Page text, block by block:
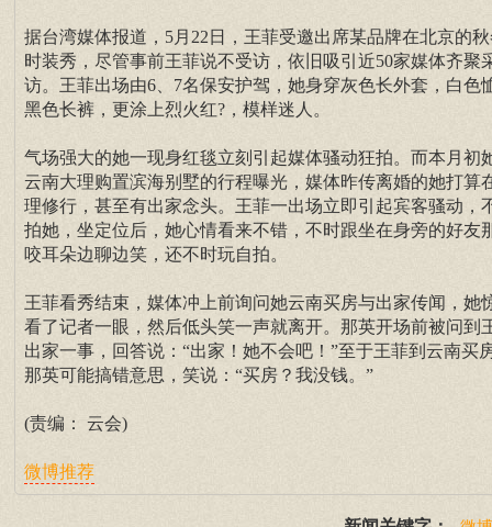
据台湾媒体报道，5月22日，王菲受邀出席某品牌在北京的
时装秀，尽管事前王菲说不受访，依旧吸引近50家媒体齐聚
访。王菲出场由6、7名保安护驾，她身穿灰色长外套，白色
黑色长裤，更涂上烈火红?，模样迷人。
气场强大的她一现身红毯立刻引起媒体骚动狂拍。而本月初
云南大理购置滨海别墅的行程曝光，媒体昨传离婚的她打算
理修行，甚至有出家念头。王菲一出场立即引起宾客骚动，
拍她，坐定位后，她心情看来不错，不时跟坐在身旁的好友
咬耳朵边聊边笑，还不时玩自拍。
王菲看秀结束，媒体冲上前询问她云南买房与出家传闻，她
看了记者一眼，然后低头笑一声就离开。那英开场前被问到
出家一事，回答说：“出家！她不会吧！”至于王菲到云南买
那英可能搞错意思，笑说：“买房？我没钱。”
(责编： 云会)
微博推荐